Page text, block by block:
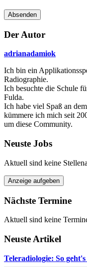
Absenden
Der Autor
adrianadamiok
Ich bin ein
Radiographie.
Ich besuchte die Schule
Fulda.
Ich habe viel Spaß an
kümmere ich mich seit
um diese Community.
Neuste Jobs
Aktuell sind keine
Anzeige aufgeben
Nächste Termine
Aktuell sind keine
Neuste Artikel
Teleradiologie: So